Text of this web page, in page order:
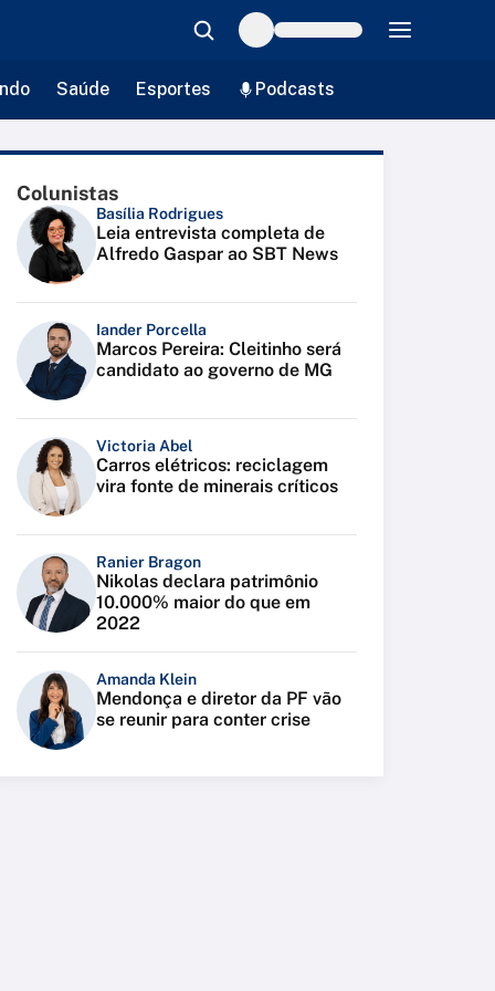
Saúde Esportes Podcasts
Colunistas
Basília Rodrigues
Leia entrevista completa de
Alfredo Gaspar ao SBT News
Iander Porcella
Marcos Pereira: Cleitinho será
candidato ao governo de MG
Victoria Abel
Carros elétricos: reciclagem
vira fonte de minerais críticos
Ranier Bragon
Nikolas declara patrimônio
10.000% maior do que em
2022
Amanda Klein
Mendonça e diretor da PF vão
se reunir para conter crise